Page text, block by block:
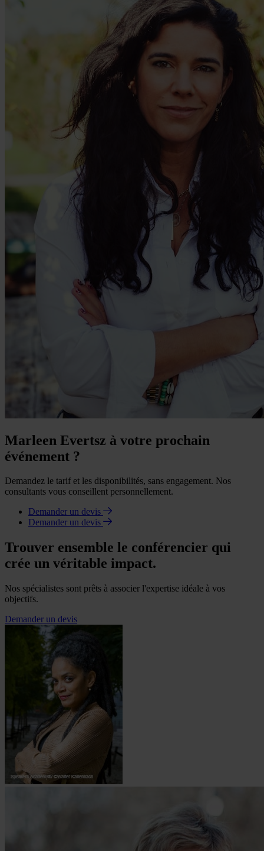
Marleen Evertsz à votre prochain
événement ?
Demandez le tarif et les disponibilités, sans engagement. Nos
consultants vous conseillent personnellement.
Demander un devis
Demander un devis
Trouver ensemble le conférencier qui
crée un véritable impact.
Nos spécialistes sont prêts à associer l'expertise idéale à vos
objectifs.
Demander un devis